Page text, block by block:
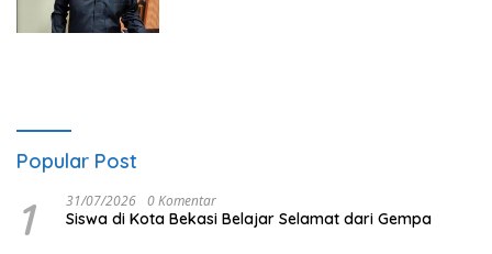
Popular Post
1 31/07/2026 0 Komentar
Siswa di Kota Bekasi Belajar Selamat dari Gempa